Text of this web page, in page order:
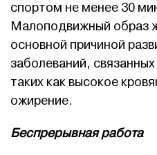
спортом не менее 30
Малоподвижный образ
основной причиной
заболеваний,
таких как высокое
ожирение.
Беспрерывная работа